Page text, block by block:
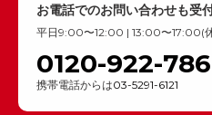
お電話でのお問い合わせも受
平日9:00〜12:00 | 13:00〜17:00(
0120-922-786
携帯電話からは03-5291-6121